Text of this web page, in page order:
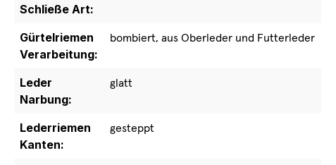
Schließe Art:
Gürtelriemen
Verarbeitung:
bombiert, aus Oberleder und Futterleder
Leder
Narbung:
glatt
Lederriemen
Kanten:
gesteppt